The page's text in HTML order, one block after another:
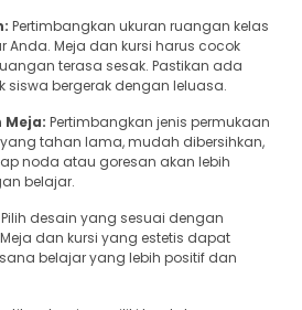
Pertimbangkan ukuran ruangan kelas
Anda. Meja dan kursi harus cocok
terasa sesak. Pastikan ada
siswa bergerak dengan leluasa.
Meja: Pertimbangkan jenis permukaan
tahan lama, mudah dibersihkan,
noda atau goresan akan lebih
belajar.
Pilih desain yang sesuai dengan
dan kursi yang estetis dapat
belajar yang lebih positif dan